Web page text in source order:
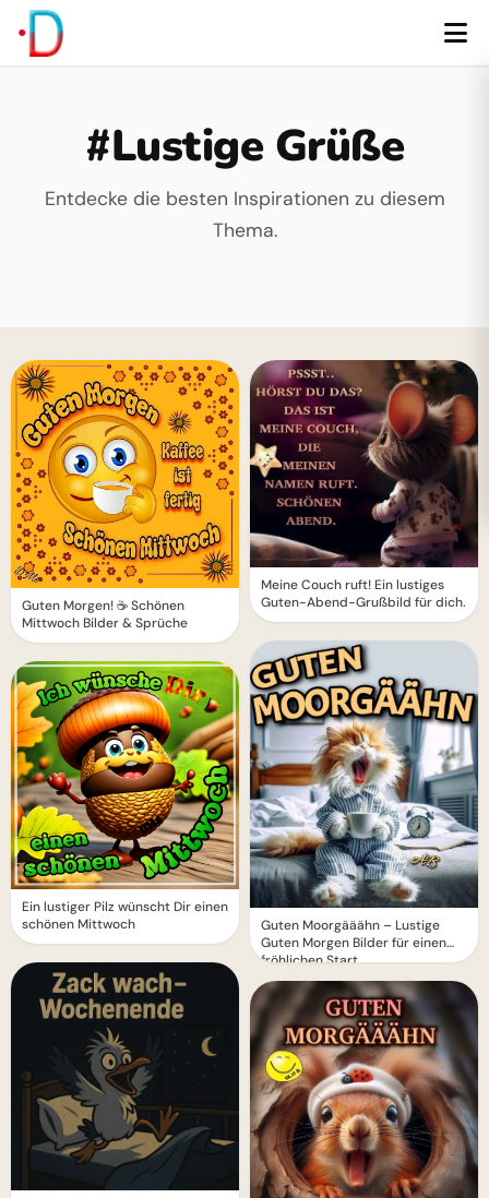
#Lustige Grüße
Entdecke die besten Inspirationen zu diesem
Thema.
Guten Morgen! ☕️ Schönen
Mittwoch Bilder & Sprüche
Ein lustiger Pilz wünscht Dir einen
schönen Mittwoch
Meine Couch ruft! Ein lustiges
Guten-Abend-Grußbild für dich.
Guten Moorgääähn – Lustige
Guten Morgen Bilder für einen
fröhlichen Start